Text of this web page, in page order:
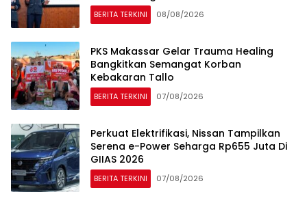
BERITA TERKINI 08/08/2026
PKS Makassar Gelar Trauma Healing
Bangkitkan Semangat Korban
Kebakaran Tallo
BERITA TERKINI 07/08/2026
Perkuat Elektrifikasi, Nissan Tampilkan
Serena e-Power Seharga Rp655 Juta Di
GIIAS 2026
BERITA TERKINI 07/08/2026